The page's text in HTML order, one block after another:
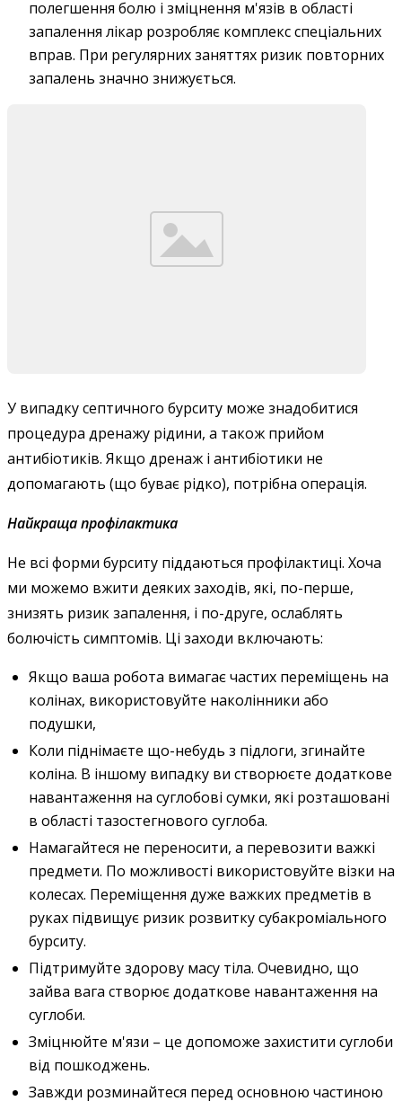
полегшення болю і зміцнення м'язів в області
запалення лікар розробляє комплекс спеціальних
вправ. При регулярних заняттях ризик повторних
запалень значно знижується.
У випадку септичного бурситу може знадобитися
процедура дренажу рідини, а також прийом
антибіотиків. Якщо дренаж і антибіотики не
допомагають (що буває рідко), потрібна операція.
Найкраща профілактика
Не всі форми бурситу піддаються профілактиці. Хоча
ми можемо вжити деяких заходів, які, по-перше,
знизять ризик запалення, і по-друге, ослаблять
болючість симптомів. Ці заходи включають:
Якщо ваша робота вимагає частих переміщень на
колінах, використовуйте наколінники або
подушки,
Коли піднімаєте що-небудь з підлоги, згинайте
коліна. В іншому випадку ви створюєте додаткове
навантаження на суглобові сумки, які розташовані
в області тазостегнового суглоба.
Намагайтеся не переносити, а перевозити важкі
предмети. По можливості використовуйте візки на
колесах. Переміщення дуже важких предметів в
руках підвищує ризик розвитку субакроміального
бурситу.
Підтримуйте здорову масу тіла. Очевидно, що
зайва вага створює додаткове навантаження на
суглоби.
Зміцнюйте м'язи – це допоможе захистити суглоби
від пошкоджень.
Завжди розминайтеся перед основною частиною